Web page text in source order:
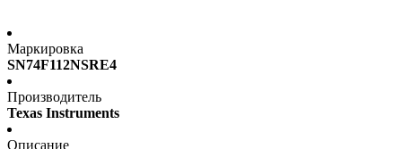
Маркировка
SN74F112NSRE4
Производитель
Texas Instruments
Описание